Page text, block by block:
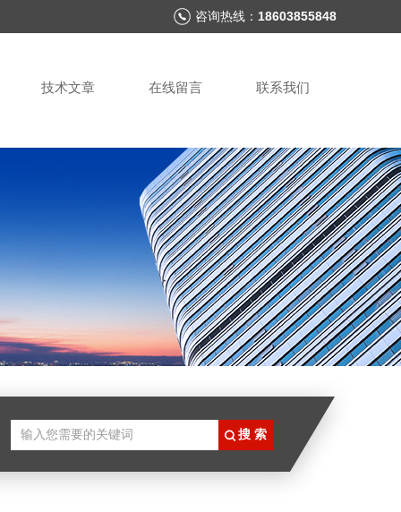
咨询热线： 18603855848
技术文章 在线留言 联系我们